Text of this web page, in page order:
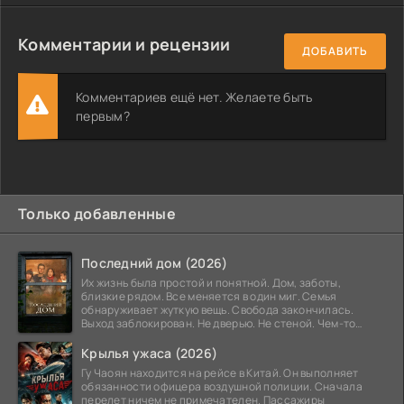
Комментарии и рецензии ДОБАВИТЬ
Комментариев ещё нет. Желаете быть
первым?
Только добавленные
Последний дом (2026)
Их жизнь была простой и понятной. Дом, заботы,
близкие рядом. Все меняется в один миг. Семья
обнаруживает жуткую вещь. Свобода закончилась.
Выход заблокирован. Не дверью. Не стеной. Чем-то
Крылья ужаса (2026)
Гу Чаоян находится на рейсе в Китай. Он выполняет
обязанности офицера воздушной полиции. Сначала
перелет ничем не примечателен. Пассажиры